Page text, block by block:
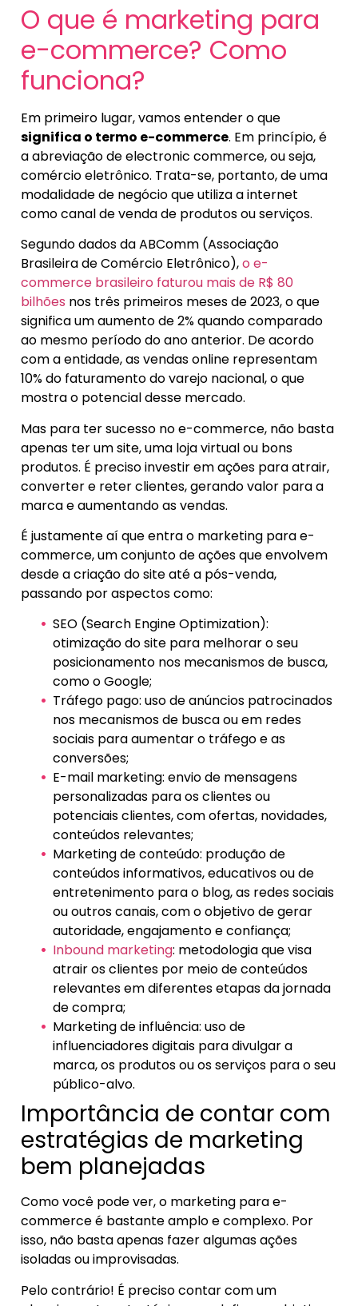
O que é marketing para
e-commerce? Como
funciona?
Em primeiro lugar, vamos entender o que
significa o termo e-commerce. Em princípio, é
a abreviação de electronic commerce, ou seja,
comércio eletrônico. Trata-se, portanto, de uma
modalidade de negócio que utiliza a internet
como canal de venda de produtos ou serviços.
Segundo dados da ABComm (Associação
Brasileira de Comércio Eletrônico),o e-
commerce brasileiro faturou mais de R$ 80
bilhões nos três primeiros meses de 2023, o que
significa um aumento de 2% quando comparado
ao mesmo período do ano anterior. De acordo
com a entidade, as vendas online representam
10% do faturamento do varejo nacional, o que
mostra o potencial desse mercado.
Mas para ter sucesso no e-commerce, não basta
apenas ter um site, uma loja virtual ou bons
produtos. É preciso investir em ações para atrair,
converter e reter clientes, gerando valor para a
marca e aumentando as vendas.
É justamente aí que entra o marketing para e-
commerce, um conjunto de ações que envolvem
desde a criação do site até a pós-venda,
passando por aspectos como:
SEO (Search Engine Optimization):
otimização do site para melhorar o seu
posicionamento nos mecanismos de busca,
como o Google;
Tráfego pago: uso de anúncios patrocinados
nos mecanismos de busca ou em redes
sociais para aumentar o tráfego e as
conversões;
E-mail marketing: envio de mensagens
personalizadas para os clientes ou
potenciais clientes, com ofertas, novidades,
conteúdos relevantes;
Marketing de conteúdo: produção de
conteúdos informativos, educativos ou de
entretenimento para o blog, as redes sociais
ou outros canais, com o objetivo de gerar
autoridade, engajamento e confiança;
Inbound marketing: metodologia que visa
atrair os clientes por meio de conteúdos
relevantes em diferentes etapas da jornada
de compra;
Marketing de influência: uso de
influenciadores digitais para divulgar a
marca, os produtos ou os serviços para o seu
público-alvo.
Importância de contar com
estratégias de marketing
bem planejadas
Como você pode ver, o marketing para e-
commerce é bastante amplo e complexo. Por
isso, não basta apenas fazer algumas ações
isoladas ou improvisadas.
Pelo contrário! É preciso contar com um